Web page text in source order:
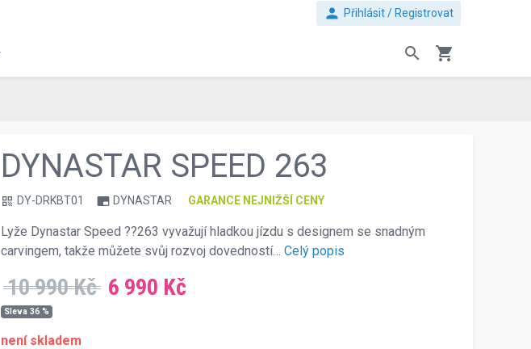
person Přihlásit / Registrovat
search shopping_cart
DYNASTAR SPEED 263
qr_code DY-DRKBT01 branding_watermark DYNASTAR GARANCE NEJNIŽŠÍ CENY
Lyže Dynastar Speed ??263 vyvažují hladkou jízdu s designem se snadným
carvingem, takže můžete svůj rozvoj dovedností… Celý popis
10 990 Kč 6 990 Kč
Sleva 36 %
není skladem